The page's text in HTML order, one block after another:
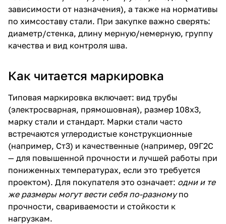
зависимости от назначения), а также на нормативы
по химсоставу стали. При закупке важно сверять:
диаметр/стенка, длину мерную/немерную, группу
качества и вид контроля шва.
Как читается маркировка
Типовая маркировка включает: вид трубы
(электросварная, прямошовная), размер 108х3,
марку стали и стандарт. Марки стали часто
встречаются углеродистые конструкционные
(например, Ст3) и качественные (например, 09Г2С
— для повышенной прочности и лучшей работы при
пониженных температурах, если это требуется
проектом). Для покупателя это означает: одни и те
же размеры могут вести себя по-разномупо
прочности, свариваемости и стойкости к
нагрузкам.